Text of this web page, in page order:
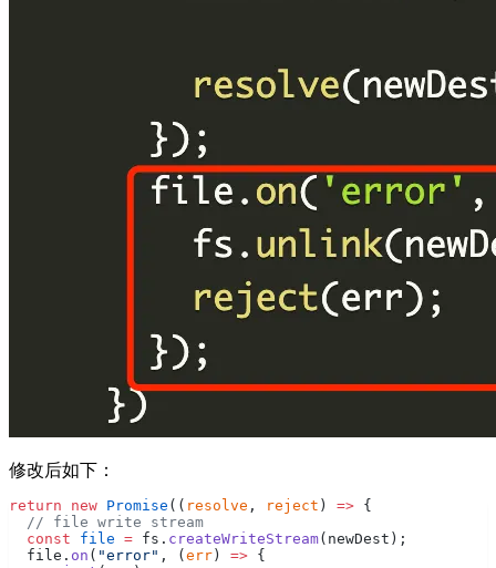
修改后如下：
return new Promise (( resolve , reject ) => {
  // file write stream
  const
file = fs. createWriteStream(newDest);
  file.
on ( "error" , ( err ) => {